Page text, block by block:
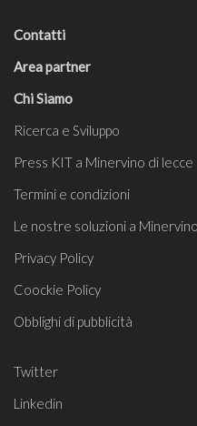
Contatti
Area partner
Chi Siamo
Ricerca e Sviluppo
Press KIT a Minervino di lecce
Termini e condizioni
Le nostre soluzioni a
Privacy Policy
Coockie Policy
Obblighi di pubblicità
Twitter
Linkedin